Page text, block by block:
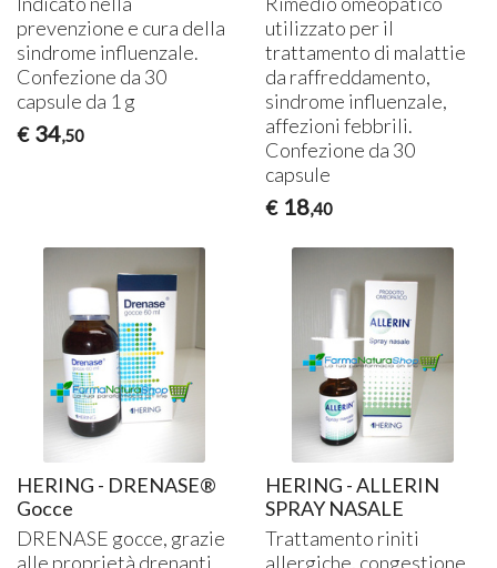
prevenzione e cura della
sindrome influenzale.
Confezione da 30
capsule da 1 g
€ 34,50
utilizzato per il
trattamento di malattie
da raffreddamento,
sindrome influenzale,
affezioni febbrili.
Confezione da 30
capsule
€ 18,40
HERING - DRENASE®
Gocce
DRENASE gocce, grazie
alle proprietà drenanti
HERING - ALLERIN
SPRAY NASALE
Trattamento riniti
allergiche, congestione